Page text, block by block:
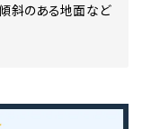
傾斜のある地面など